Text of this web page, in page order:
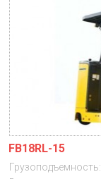
FB18RL-15
Грузоподъемность: